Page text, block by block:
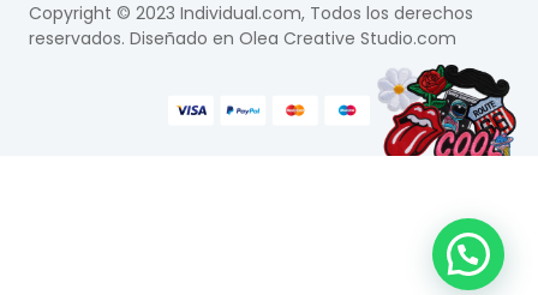
Copyright © 2023 Individual.com, Todos los derechos
reservados. Diseñado en Olea Creative Studio.com